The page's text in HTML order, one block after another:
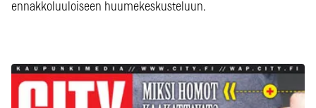
ennakkoluuloiseen huumekeskusteluun.